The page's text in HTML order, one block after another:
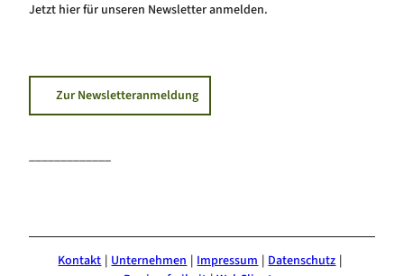
Jetzt hier für unseren Newsletter anmelden.
Zur Newsletteranmeldung
_____________
c
s
t
u
T
Kontakt Unternehmen Impressum Datenschutz